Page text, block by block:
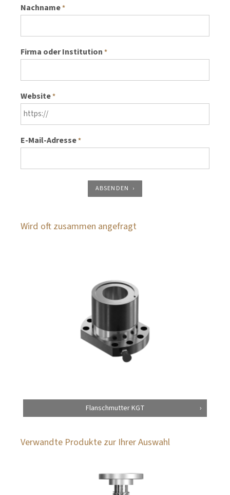
Nachname*
Firma oder Institution *
Website*
E-Mail-Adresse*
ABSENDEN
Wird oft zusammen angefragt
Flanschmutter KGT
Verwandte Produkte zur Ihrer Auswahl